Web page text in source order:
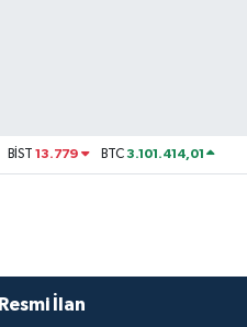
BİST13.779 BTC3.101.414,01
Resmi İlan